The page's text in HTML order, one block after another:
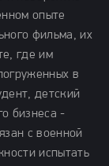
опыте
фильма, их
где им
в
детский
бизнеса -
с военной
испытать